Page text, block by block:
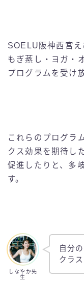
SOELU阪神西宮
もぎ蒸し・ヨガ・
プログラムを受け
これらのプログラ
クス効果を期待し
促進したりと、多
す。
しなやか先
生
自分
クラ